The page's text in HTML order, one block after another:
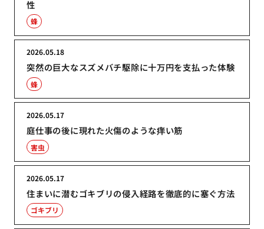
性
蜂
突然の巨大なスズメバチ駆除に十万円を支払った体験
2026.05.18
蜂
庭仕事の後に現れた火傷のような痒い筋
2026.05.17
害虫
住まいに潜むゴキブリの侵入経路を徹底的に塞ぐ方法
2026.05.17
ゴキブリ